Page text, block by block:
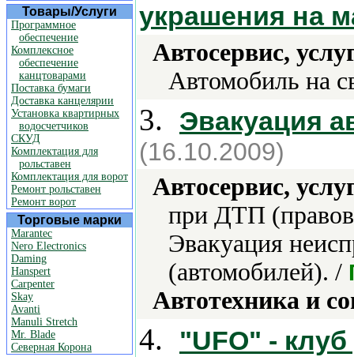
Товары/Услуги
Программное
обеспечение
Комплексное
обеспечение
канцтоварами
Поставка бумаги
Доставка канцелярии
Установка квартирных
водосчетчиков
СКУД
Комплектация для
рольставен
Комплектация для ворот
Ремонт рольставен
Ремонт ворот
Торговые марки
Marantec
Nero Electronics
Daming
Hanspert
Carpenter
Skay
Avanti
Manuli Stretch
Mr. Blade
Северная Корона
украшения на
Автосервис,
Автомобиль на
3. Эвакуация
(16.10.2009)
Автосервис,
при ДТП
Эвакуация
(автомобилей). /
Автотехника и
4.
"UFO" -